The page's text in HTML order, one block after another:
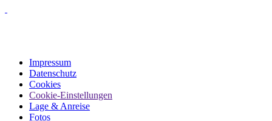
Impressum
Datenschutz
Cookies
Cookie-Einstellungen
Lage & Anreise
Fotos